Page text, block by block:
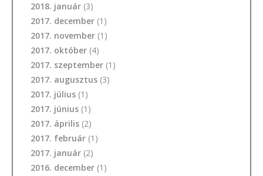
2018. január (3)
2017. december (1)
2017. november (1)
2017. október (4)
2017. szeptember (1)
2017. augusztus (3)
2017. július (1)
2017. június (1)
2017. április (2)
2017. február (1)
2017. január (2)
2016. december (1)